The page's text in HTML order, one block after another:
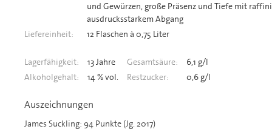
und Gewürzen, große Präsenz und Tiefe mit
ausdrucksstarkem Abgang
Liefereinheit:
12 Flaschen à 0,75 Liter
Lagerfähigkeit: 13 Jahre Gesamtsäure:
6,1 g/l
Alkoholgehalt:
14 % vol. Restzucker: 0,6 g/l
Auszeichnungen
James Suckling: 94 Punkte (Jg. 2017)